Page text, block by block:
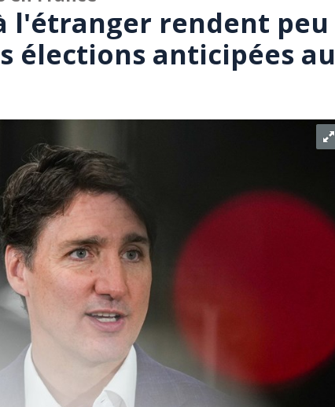
l'étranger rendent peu
élections anticipées au